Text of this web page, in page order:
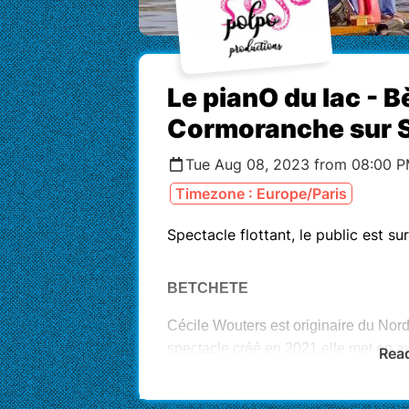
Le pianO du lac -
Cormoranche sur
Tue Aug 08, 2023 from 08:00
Timezone : Europe/Paris
Spectacle flottant, le public est
BETCHETE
Cécile Wouters est originaire du
spectacle créé en 2021 elle met en